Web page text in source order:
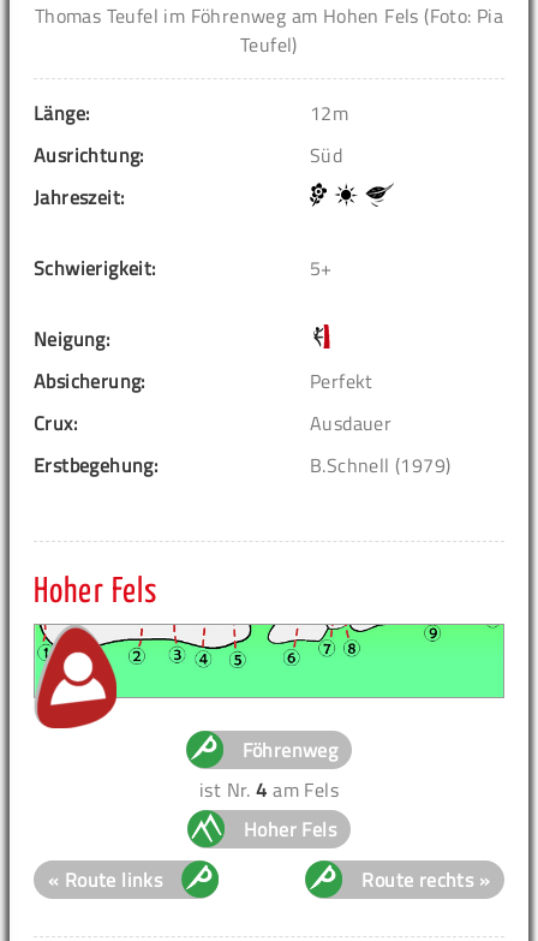
Thomas Teufel im Föhrenweg am Hohen Fels (Foto: Pia
Teufel)
Länge:
12m
Ausrichtung:
Süd
Jahreszeit:
Schwierigkeit: 5+
Neigung:
Absicherung:
Perfekt
Crux:
Ausdauer
Erstbegehung:
B.Schnell (1979)
Hoher Fels
Föhrenweg
ist Nr.4 am Fels
Hoher Fels
« Route links
Route rechts »